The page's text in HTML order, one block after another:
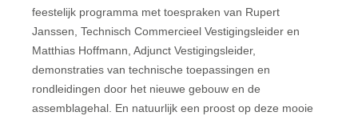
feestelijk programma met toespraken van Rupert
Janssen, Technisch Commercieel Vestigingsleider en
Matthias Hoffmann, Adjunct Vestigingsleider,
demonstraties van technische toepassingen en
rondleidingen door het nieuwe gebouw en de
assemblagehal. En natuurlijk een proost op deze mooie